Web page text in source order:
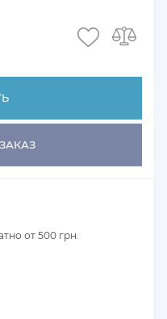
от 500 грн.